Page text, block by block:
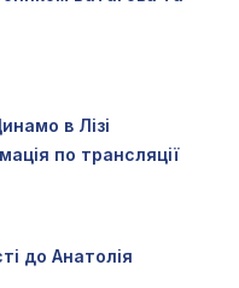
в Лізі
по трансляції
до Анатолія